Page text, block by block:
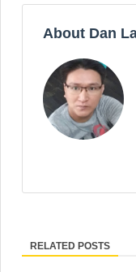
About Dan
RELATED POSTS